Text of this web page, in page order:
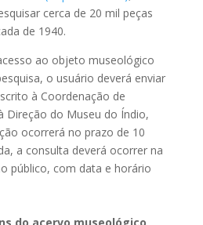
cerca de 20 mil peças
de 1940.
ao objeto museológico
o usuário deverá enviar
à Coordenação de
Direção do Museu do Índio,
ocorrerá no prazo de 10
a consulta deverá ocorrer na
público, com data e horário